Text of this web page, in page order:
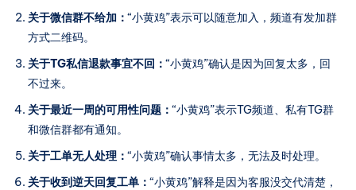
关于微信群不给加：“小黄鸡”表示可以随意加入，频道有发加群
方式二维码。
关于TG私信退款事宜不回：“小黄鸡”确认是因为回复太多，回
不过来。
关于最近一周的可用性问题：“小黄鸡”表示TG频道、私有TG群
和微信群都有通知。
关于工单无人处理：“小黄鸡”确认事情太多，无法及时处理。
关于收到逆天回复工单：“小黄鸡”解释是因为客服没交代清楚，